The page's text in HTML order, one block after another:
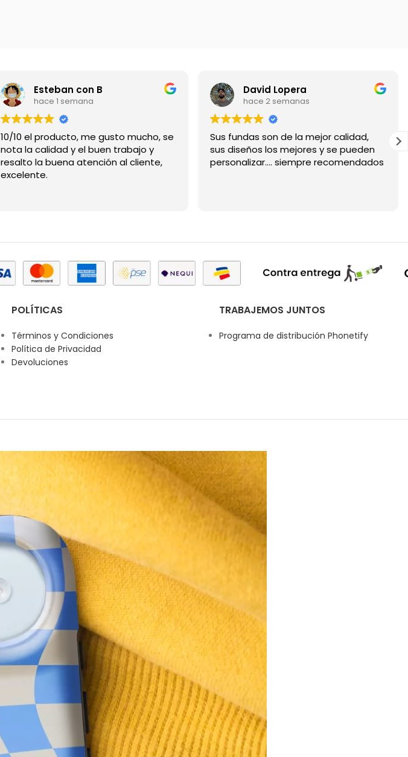
Esteban con B
hace 1 semana
10/10 el producto, me gusto mucho, se
nota la calidad y el buen trabajo y
resalto la buena atención al cliente,
excelente.
David Lopera
hace 2 semanas
Sus fundas son de la mejor calidad,
sus diseños los mejores y se pueden
personalizar.... siempre recomendados
POLÍTICAS
Términos y Condiciones
Política de Privacidad
Devoluciones
TRABAJEMOS JUNTOS
Programa de distribución Phonetify